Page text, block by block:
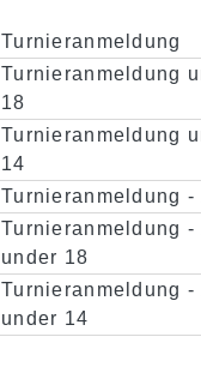
Turnieranmeldung
Turnieranmeldung
18
Turnieranmeldung
14
Turnieranmeldung -
Turnieranmeldung -
under 18
Turnieranmeldung -
under 14